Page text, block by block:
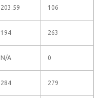
203.59 106
194 263
N/A 0
284 279